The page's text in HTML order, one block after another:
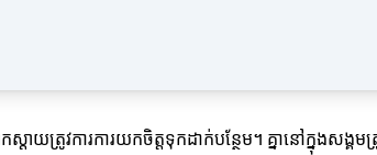
ាយត្រូវការការយកចិត្តទុកដាក់បន្ថែម។ គ្នានៅក្នុងស